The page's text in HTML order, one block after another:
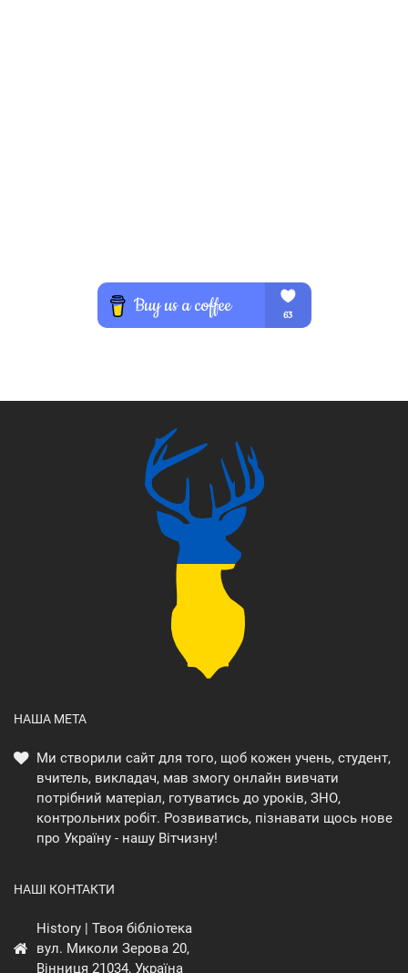
НАША МЕТА
Ми створили сайт для того, щоб кожен учень, студент,
вчитель, викладач, мав змогу онлайн вивчати
потрібний матеріал, готуватись до уроків, ЗНО,
контрольних робіт. Розвиватись, пізнавати щось нове
про Україну - нашу Вітчизну!
НАШІ КОНТАКТИ
History | Твоя бібліотека
вул. Миколи Зерова 20,
Вінниця 21034, Україна